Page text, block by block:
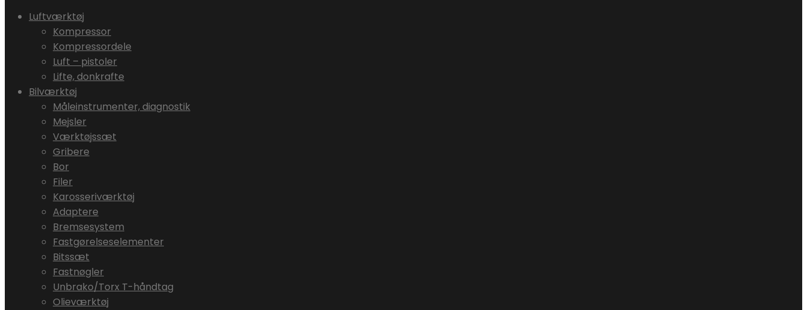
Luftværktøj
Kompressor
Kompressordele
Luft – pistoler
Lifte, donkrafte
Bilværktøj
Måleinstrumenter, diagnostik
Mejsler
Værktøjssæt
Gribere
Bor
Filer
Karosseriværktøj
Adaptere
Bremsesystem
Fastgørelseselementer
Bitssæt
Fastnøgler
Unbrako/Torx T-håndtag
Olieværktøj